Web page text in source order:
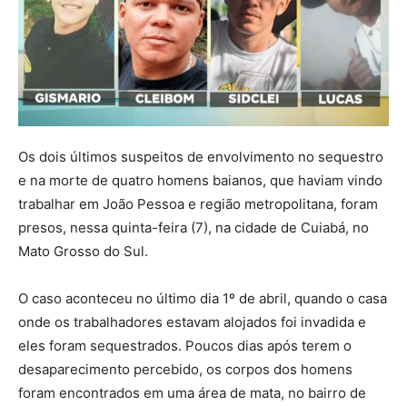
Os dois últimos suspeitos de envolvimento no sequestro
e na morte de quatro homens baianos, que haviam vindo
trabalhar em João Pessoa e região metropolitana, foram
presos, nessa quinta-feira (7), na cidade de Cuiabá, no
Mato Grosso do Sul.
O caso aconteceu no último dia 1º de abril, quando o casa
onde os trabalhadores estavam alojados foi invadida e
eles foram sequestrados. Poucos dias após terem o
desaparecimento percebido, os corpos dos homens
foram encontrados em uma área de mata, no bairro de